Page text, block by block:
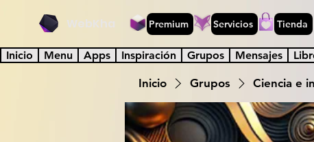
WebKha Premium Tienda
Servicios
Inicio Grupos Ciencia e
Inicio Menu Apps Inspiración Grupos Mensajes